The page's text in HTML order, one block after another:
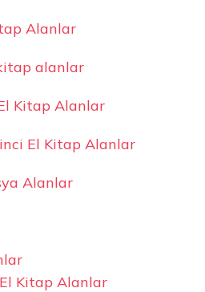
Alanlar
alanlar
Kitap Alanlar
El Kitap Alanlar
Alanlar
Kitap Alanlar